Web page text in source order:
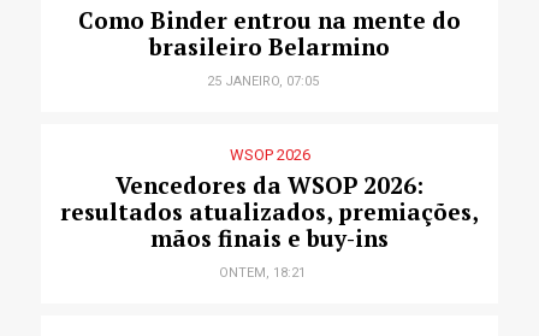
Como Binder entrou na mente do
brasileiro Belarmino
25 JANEIRO, 07:05
WSOP 2026
Vencedores da WSOP 2026:
resultados atualizados, premiações,
mãos finais e buy-ins
ONTEM, 18:21